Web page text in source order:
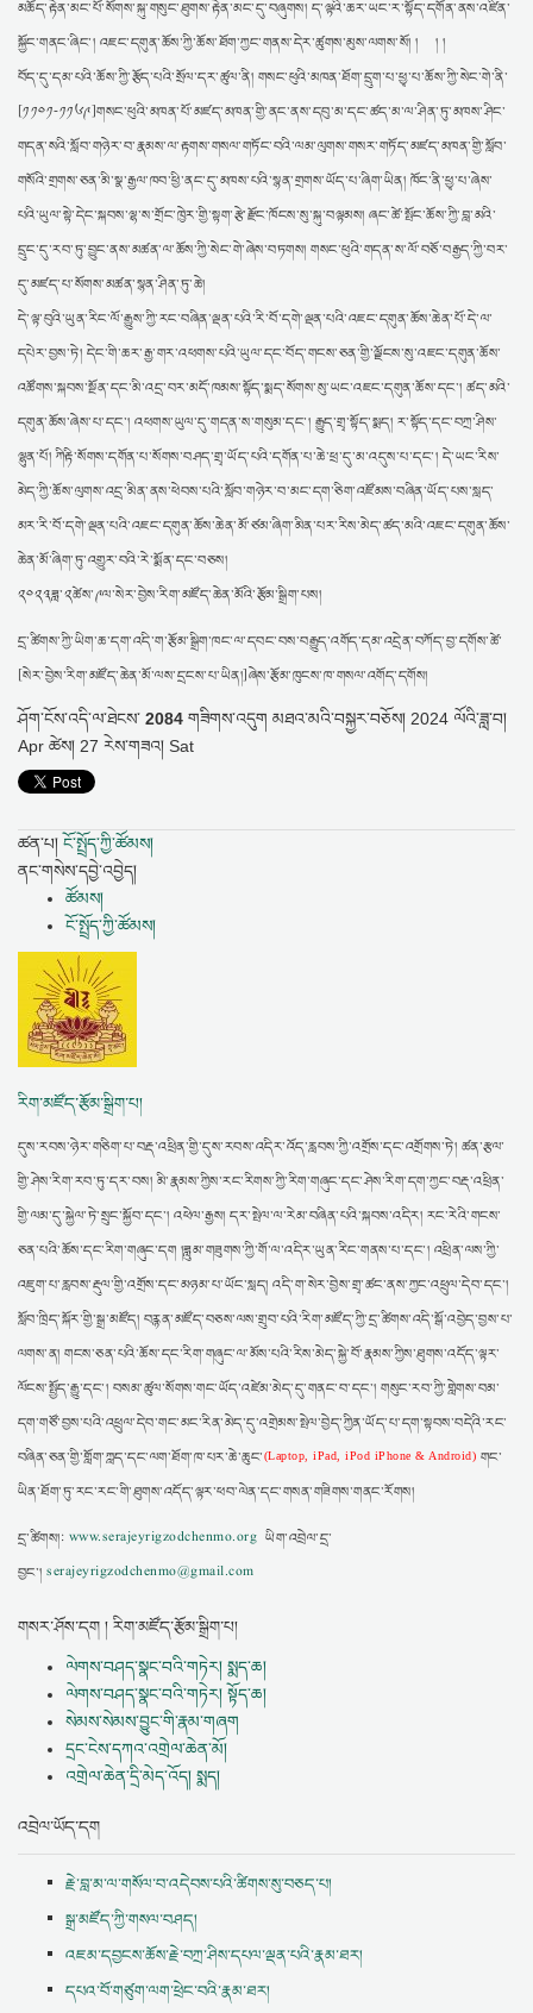
མཆོད་རྟེན་མང་པོ་སོགས་སྐུ་གསུང་ཐུགས་རྟེན་མང་དུ་བཞུགས། ད་ལྟའི་ཆར་ཡང་ར་སྟོད་དགོན་ནས་འཛིན་
སྐྱོང་གནང་ཞིང་། འཇང་དགུན་ཆོས་ཀྱི་ཆོས་ཐོག་ཀྱང་གནས་དེར་ཚུགས་མུས་ལགས་སོ། ། ། །
བོད་དུ་དམ་པའི་ཆོས་ཀྱི་རྩོད་པའི་སྲོལ་དར་ཚུལ་ནི། གསང་ཕུའི་མཁན་ཐོག་དྲུག་པ་ཕྱྭ་པ་ཆོས་ཀྱི་སེང་གེ་ནི་
[༡༡༠༡-༡༡༦༩]གསང་ཕུའི་མཁན་པོ་མཛད་མཁན་གྱི་ནང་ནས་དབུ་མ་དང་ཚད་མ་ལ་ཤིན་ཏུ་མཁས་ཤིང་
གདན་སའི་སློབ་གཉེར་བ་རྣམས་ལ་རྟགས་གསལ་གཏོང་བའི་ལམ་ལུགས་གསར་གཏོད་མཛད་མཁན་གྱི་སློབ་
གསོའི་གྲགས་ཅན་མི་སྣ་རྒྱལ་ཁབ་ཕྱི་ནང་དུ་མཁས་པའི་སྙན་གྲགས་ཡོད་པ་ཞིག་ཡིན། ཁོང་ནི་ཕྱྭ་པ་ཞེས་
པའི་ཡུལ་སྟེ་དེང་སྐབས་ལྷ་ས་གྲོང་ཁྱེར་གྱི་སྟག་རྩེ་རྫོང་ཁོངས་སུ་སྐུ་བལྟམས། ཞང་ཚེ་སྤོང་ཆོས་ཀྱི་བླ་མའི་
དྲུང་དུ་རབ་ཏུ་བྱུང་ནས་མཚན་ལ་ཆོས་ཀྱི་སེང་གེ་ཞེས་བཏགས། གསང་ཕུའི་གདན་ས་ལོ་བཅོ་བརྒྱད་ཀྱི་བར་
དུ་མཛད་པ་སོགས་མཚན་སྙན་ཤིན་ཏུ་ཆེ།
དེ་ལྟ་བུའི་ཡུན་རིང་ལོ་རྒྱུས་ཀྱི་རང་བཞིན་ལྡན་པའི་རི་བོ་དགེ་ལྡན་པའི་འཇང་དགུན་ཆོས་ཆེན་པོ་དེ་ལ་
དཔེར་བྱས་ཏེ། དེང་གི་ཆར་རྒྱ་གར་འཕགས་པའི་ཡུལ་དང་བོད་གངས་ཅན་གྱི་ལྗོངས་སུ་འཇང་དགུན་ཆོས་
འཚོགས་སྐབས་སྔོན་དང་མི་འདྲ་བར་མདོ་ཁམས་སྟོད་སྨད་སོགས་སུ་ཡང་འཇང་དགུན་ཆོས་དང་། ཚད་མའི་
དགུན་ཆོས་ཞེས་པ་དང་། འཕགས་ཡུལ་དུ་གདན་ས་གསུམ་དང་། རྒྱུད་གྲྭ་སྟོད་སྨད། ར་སྟོད་དང་བཀྲ་ཤིས་
ལྷུན་པོ། ཀིརྟི་སོགས་དགོན་པ་སོགས་བཤད་གྲྭ་ཡོད་པའི་དགོན་པ་ཆེ་ཕྲ་དུ་མ་འདུས་པ་དང་། དེ་ཡང་རིས་
མེད་ཀྱི་ཆོས་ལུགས་འདྲ་མིན་ནས་ཕེབས་པའི་སློབ་གཉེར་བ་མང་དག་ཅིག་འཛོམས་བཞིན་ཡོད་པས་སླད་
མར་རི་བོ་དགེ་ལྡན་པའི་འཇང་དགུན་ཆོས་ཆེན་མོ་ཙམ་ཞིག་མིན་པར་རིས་མེད་ཚད་མའི་འཇང་དགུན་ཆོས་
ཆེན་མོ་ཞིག་ཏུ་འགྱུར་བའི་རེ་སྨོན་དང་བཅས།
༢༠༢༣ཟླ་༢ཚེས་༩ལ་སེར་བྱེས་རིག་མཛོད་ཆེན་མོའི་རྩོམ་སྒྲིག་པས།
དྲ་ཚིགས་ཀྱི་ཡིག་ཆ་དག་འདི་ག་རྩོམ་སྒྲིག་ཁང་ལ་དབང་བས་བརྒྱུད་འགོད་དམ་འདྲེན་བཀོད་བྱ་དགོས་ཚེ་
[སེར་བྱེས་རིག་མཛོད་ཆེན་མོ་ལས་དྲངས་པ་ཡིན།]ཞེས་རྩོམ་ཁུངས་ཁ་གསལ་འགོད་དགོས།
ཤོག་ངོས་འདི་ལ་ཐེངས་ 2084 གཟིགས་འདུག མཐའ་མའི་བསྐྱར་བཅོས། 2024 ལོའི་ཟླ་བ།
Apr ཚེས། 27 རེས་གཟའ། Sat
ཚན་པ། ངོ་སྤྲོད་ཀྱི་ཚོམས།
ནང་གསེས་དབྱེ་འབྱེད།
ཚོམས།
ངོ་སྤྲོད་ཀྱི་ཚོམས།
རིག་མཛོད་རྩོམ་སྒྲིག་པ།
དུས་རབས་ཉེར་གཅིག་པ་བརྡ་འཕྲིན་གྱི་དུས་རབས་འདིར་འོད་རླབས་ཀྱི་འགྲོས་དང་འགྲོགས་ཏེ། ཚན་རྩལ་
གྱི་ཤེས་རིག་རབ་ཏུ་དར་བས། མི་རྣམས་ཀྱིས་རང་རིགས་ཀྱི་རིག་གཞུང་དང་ཤེས་རིག་དག་ཀྱང་བརྡ་འཕྲིན་
གྱི་ལམ་དུ་སྐྱེལ་ཏེ་སྲུང་སྐྱོབ་དང་། འཕེལ་རྒྱས། དར་སྤེལ་ལ་རེམ་བཞིན་པའི་སྐབས་འདིར། རང་རེའི་གངས་
ཅན་པའི་ཆོས་དང་རིག་གཞུང་དག །ཟླུམ་གཟུགས་ཀྱི་གོ་ལ་འདིར་ཡུན་རིང་གནས་པ་དང་། འཕྲིན་ལས་ཀྱི་
འཇུག་པ་རླབས་རྡུལ་གྱི་འགྲོས་དང་མཉམ་པ་ཡོང་སླད། འདི་ག་སེར་བྱེས་གྲྭ་ཚང་ནས་ཀྱང་འཕྲུལ་དེབ་དང་།
སློབ་ཁྲིད་སྐོར་གྱི་སྒྲ་མཛོད། བརྙན་མཛོད་བཅས་ལས་གྲུབ་པའི་རིག་མཛོད་ཀྱི་དྲ་ཚིགས་འདི་སྒོ་འབྱེད་བྱས་པ་
ལགས་ན། གངས་ཅན་པའི་ཆོས་དང་རིག་གཞུང་ལ་མོས་པའི་རིས་མེད་སྐྱེ་བོ་རྣམས་ཀྱིས་ཐུགས་འདོད་ལྟར་
ལོངས་སྤྱོད་རྒྱུ་དང་། བསམ་ཚུལ་སོགས་གང་ཡོད་འཛེམ་མེད་དུ་གནང་བ་དང་། གསུང་རབ་ཀྱི་གླེགས་བམ་
དག་གཙོ་བྱས་པའི་འཕྲུལ་དེབ་གང་མང་རིན་མེད་དུ་འགྲེམས་སྤེལ་བྱེད་ཀྱིན་ཡོད་པ་དག་སྟབས་བདེའི་རང་
བཞིན་ཅན་གྱི་གློག་ཀླད་དང་ལག་ཐོག་ཁ་པར་ཆེ་ཆུང་(Laptop, iPad, iPod iPhone & Android) གང་
ཡིན་ཐོག་ཏུ་རང་རང་གི་ཐུགས་འདོད་ལྟར་ཕབ་ལེན་དང་གསན་གཟིགས་གནང་རོགས།
དྲ་ཚིགས།: www.serajeyrigzodchenmo.org ཡིག་འབྲེལ་དྲ་
བྱང་།serajeyrigzodchenmo@gmail.com
གསར་ཤོས་དག ། རིག་མཛོད་རྩོམ་སྒྲིག་པ།
ལེགས་བཤད་སྣང་བའི་གཏེར། སྨད་ཆ།
ལེགས་བཤད་སྣང་བའི་གཏེར། སྟོད་ཆ།
སེམས་སེམས་བྱུང་གི་རྣམ་གཞག
དྲང་ངེས་དཀའ་འགྲེལ་ཆེན་མོ།
འགྲེལ་ཆེན་དྲི་མེད་འོད། སྨད།
འབྲེལ་ཡོད་དག
རྗེ་བླ་མ་ལ་གསོལ་བ་འདེབས་པའི་ཚིགས་སུ་བཅད་པ།
སྒྲ་མཛོད་ཀྱི་གསལ་བཤད།
འཇམ་དབྱངས་ཆོས་རྗེ་བཀྲ་ཤིས་དཔལ་ལྡན་པའི་རྣམ་ཐར།
དཔའ་བོ་གཙུག་ལག་ཕྲེང་བའི་རྣམ་ཐར།